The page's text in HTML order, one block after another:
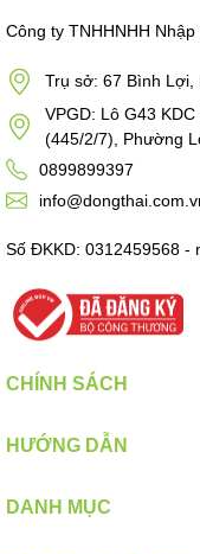
Công ty TNHHNHH
Trụ sở: 67 Bình Lợi,
VPGD: Lô G43
(445/2/7), Phường
0899899397
Số ĐKKD: 0312459568 -
CHÍNH SÁCH
HƯỚNG DẪN
DANH MỤC